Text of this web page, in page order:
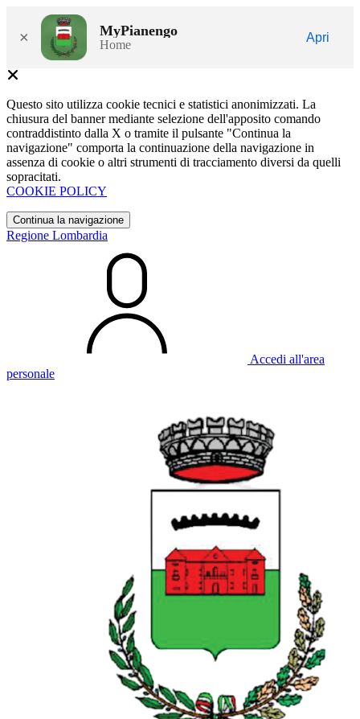
× MyPianengo
Home
Apri
Questo sito utilizza cookie tecnici e statistici anonimizzati. La
chiusura del banner mediante selezione dell'apposito comando
contraddistinto dalla X o tramite il pulsante "Continua la
navigazione" comporta la continuazione della navigazione in
assenza di cookie o altri strumenti di tracciamento diversi da quelli
sopracitati.
COOKIE POLICY
Continua la navigazione
Regione Lombardia
Accedi all'area
personale